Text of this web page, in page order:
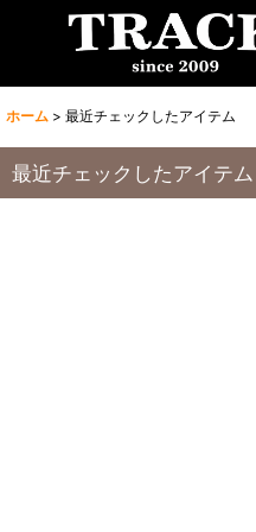
ホーム > 最近チェックしたアイテム
最近チェックしたアイテム